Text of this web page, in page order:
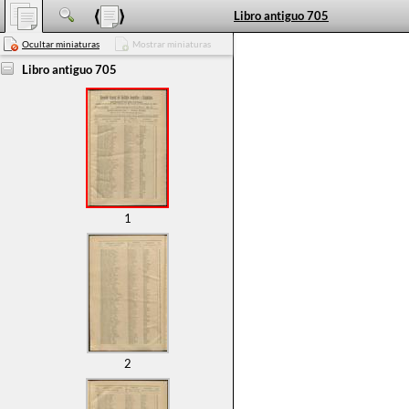
Libro antiguo 705
Ocultar miniaturas Mostrar miniaturas
Libro antiguo 705
1
2